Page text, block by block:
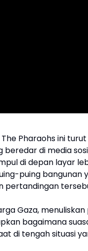
Pharaohs ini
beredar di media
di depan layar
puing bangunan
pertandingan
Gaza,
bagaimana
di tengah situasi